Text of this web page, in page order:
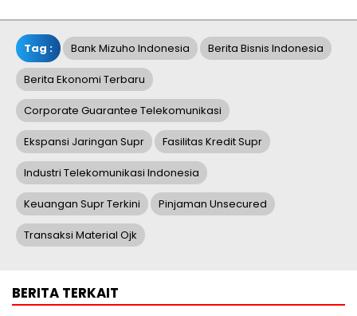
Tag : Bank Mizuho Indonesia Berita Bisnis Indonesia
Berita Ekonomi Terbaru
Corporate Guarantee Telekomunikasi
Ekspansi Jaringan Supr Fasilitas Kredit Supr
Industri Telekomunikasi Indonesia
Keuangan Supr Terkini Pinjaman Unsecured
Transaksi Material Ojk
BERITA TERKAIT